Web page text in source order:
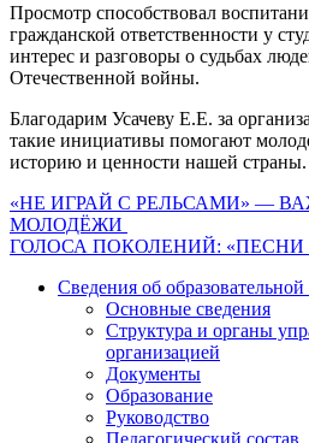
Просмотр способствовал
гражданской ответственности у
интерес и разговоры о судьбах
Отечественной войны.
Благодарим Усачеву Е.Е. за
такие инициативы помогают
историю и ценности нашей страны.
Навигация
по
«НЕ ИГРАЙ С РЕЛЬСАМИ» —
МОЛОДЁЖИ
ГОЛОСА ПОКОЛЕНИЙ: «ПЕСНИ
Сведения об
Основные сведения
Структура и органы
организацией
Документы
Образование
Руководство
Педагогический состав